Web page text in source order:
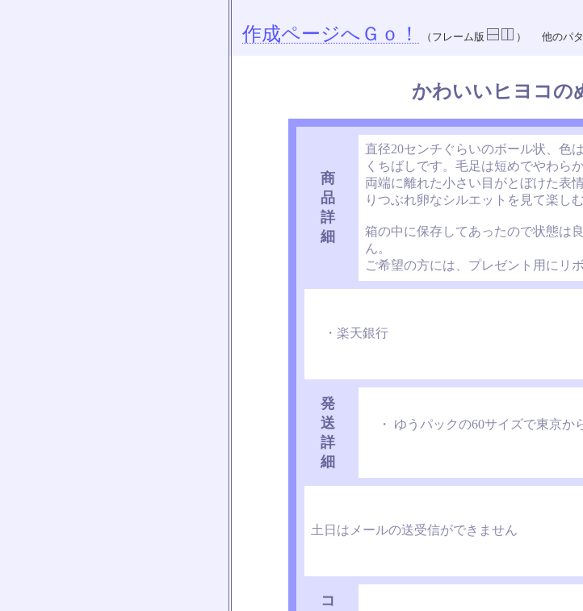
作成ページへＧｏ！ （フレーム版 ） 他のパ
かわいいヒヨコの
商
品
詳
細
直径20センチぐらいのボール状、色
くちばしです。毛足は短めでやわら
両端に離れた小さい目がとぼけた表
りつぶれ卵なシルエットを見て楽し
箱の中に保存してあったので状態は
ん。
ご希望の方には、プレゼント用にリ
・楽天銀行
発
送
詳
細
・ ゆうパックの60サイズで東京か
土日はメールの送受信ができません
コ